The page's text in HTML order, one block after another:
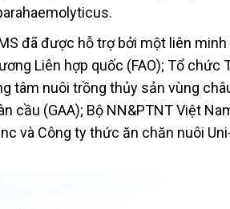
đã được hỗ trợ bởi một liên
Liên hợp quốc (FAO); Tổ chức
tâm nuôi trồng thủy sản vùng
cầu (GAA); Bộ NN&PTNT Việt
và Công ty thức ăn chăn nuôi